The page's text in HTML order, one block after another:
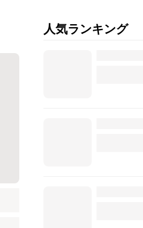
人気ランキング